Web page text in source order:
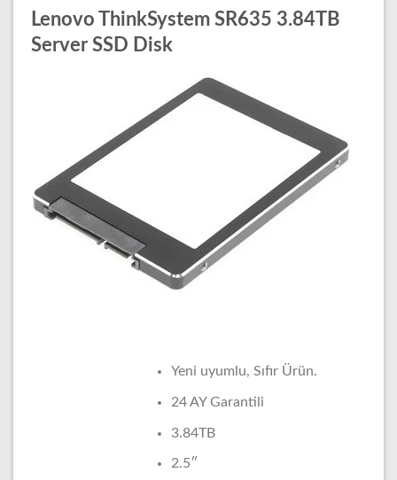
Lenovo ThinkSystem SR635 3.84TB
Server SSD Disk
Yeni uyumlu, Sıfır Ürün.
24 AY Garantili
3.84TB
2.5″